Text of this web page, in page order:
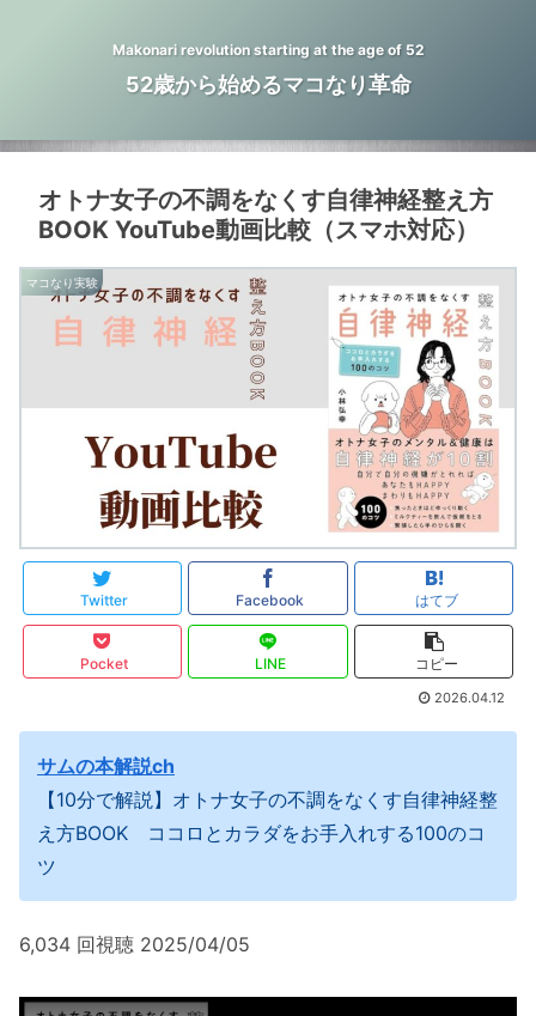
Makonari revolution starting at the age of 52
52歳から始めるマコなり革命
オトナ女子の不調をなくす自律神経整え方
BOOK YouTube動画比較（スマホ対応）
マコなり実験
Twitter Facebook はてブ
Pocket LINE コピー
2026.04.12
サムの本解説ch
【10分で解説】オトナ女子の不調をなくす自律神経整
え方BOOK ココロとカラダをお手入れする100のコ
ツ
6,034 回視聴 2025/04/05